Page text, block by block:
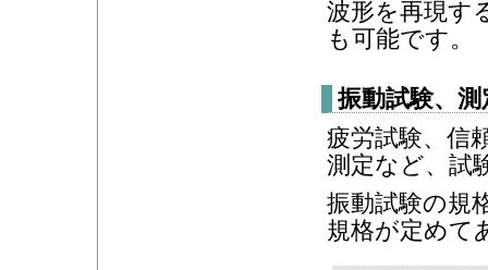
波形を再現す
も可能です。
振動試験、
疲労試験、信
測定など、試
振動試験の規
規格が定めて